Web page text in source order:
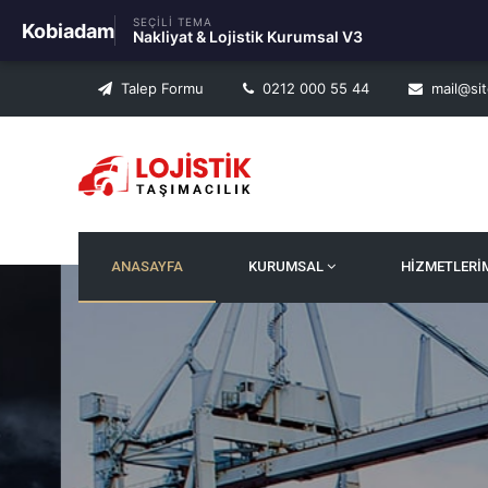
Kobiadam SEÇILI TEMA
Nakliyat & Lojistik Kurumsal V3